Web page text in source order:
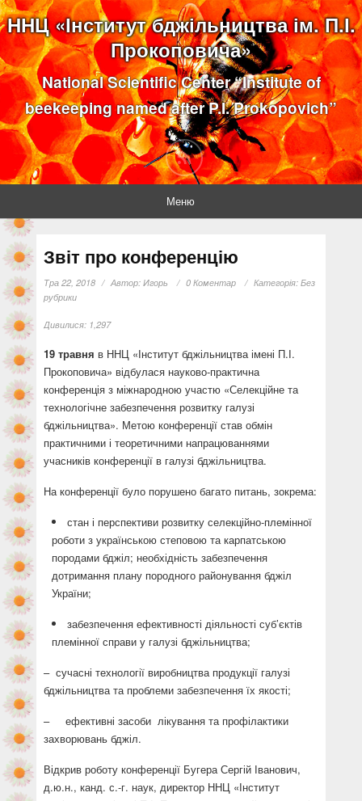
ННЦ «Інститут бджільництва ім. П.І.
Прокоповича»
National Scientific Center “Institute of
beekeeping named after P.I. Prokopovich”
Меню
Звіт про конференцію
Тра 22, 2018 Автор: Игорь 0 Коментар Категорія: Без
рубрики
Дивилися: 1,297
19 травня в ННЦ «Інститут бджільництва імені П.І.
Прокоповича» відбулася науково-практична
конференція з міжнародною участю «Селекційне та
технологічне забезпечення розвитку галузі
бджільництва». Метою конференції став обмін
практичними і теоретичними напрацюваннями
учасників конференції в галузі бджільництва.
На конференції було порушено багато питань, зокрема:
стан і перспективи розвитку селекційно-племінної
роботи з українською степовою та карпатською
породами бджіл; необхідність забезпечення
дотримання плану породного районування бджіл
України;
забезпечення ефективності діяльності суб’єктів
племінної справи у галузі бджільництва;
– сучасні технології виробництва продукції галузі
бджільництва та проблеми забезпечення їх якості;
– ефективні засоби лікування та профілактики
захворювань бджіл.
Відкрив роботу конференції Бугера Сергій Іванович,
д.ю.н., канд. с.-г. наук, директор ННЦ «Інститут